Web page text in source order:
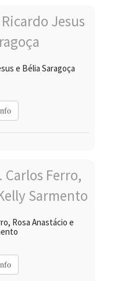
e Bélia Saragoça
Rosa Anastácio e